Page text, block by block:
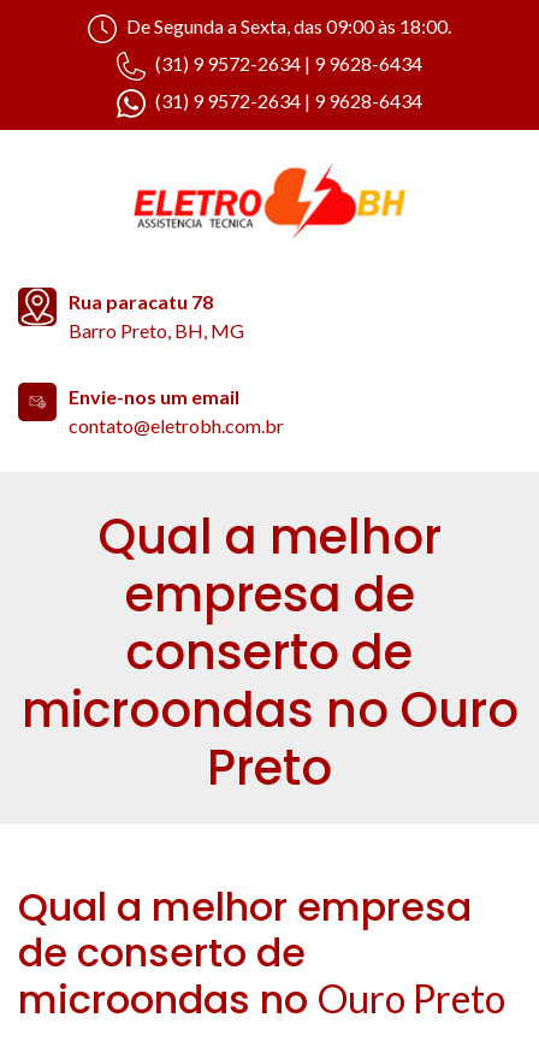
De Segunda a Sexta, das 09:00 às 18:00.
(31) 9 9572-2634 | 9 9628-6434
(31) 9 9572-2634 | 9 9628-6434
Rua paracatu 78
Barro Preto, BH, MG
Envie-nos um email
contato@eletrobh.com.br
Qual a melhor
empresa de
conserto de
microondas no Ouro
Preto
Qual a melhor empresa
de conserto de
microondas no Ouro Preto